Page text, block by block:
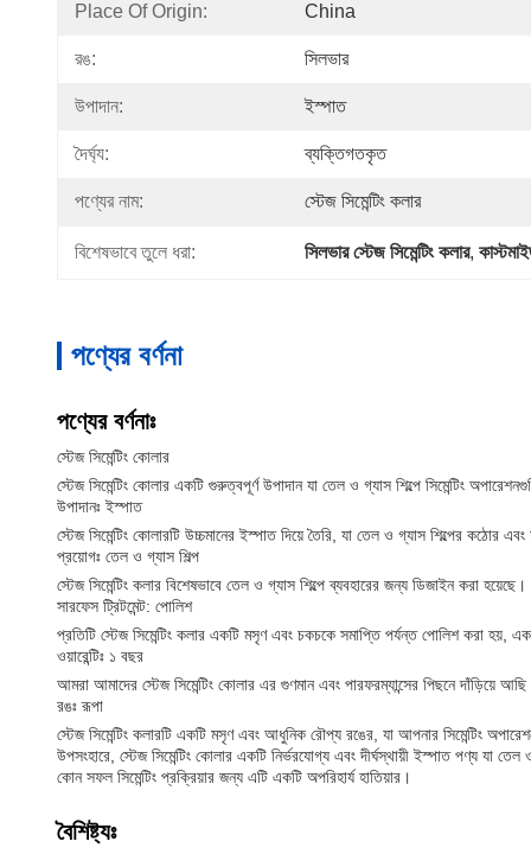
Place Of Origin: China
রঙ: সিলভার
উপাদান: ইস্পাত
দৈর্ঘ্য: ব্যক্তিগতকৃত
পণ্যের নাম: স্টেজ সিমেন্টিং কলার
বিশেষভাবে তুলে ধরা: সিলভার স্টেজ সিমেন্টিং কলার,
পণ্যের বর্ণনা
পণ্যের বর্ণনাঃ
স্টেজ সিমেন্টিং কোলার
স্টেজ সিমেন্টিং কোলার একটি গুরুত্বপূর্ণ উপাদান যা তেল ও গ্যাস শিল্পে সিমেন্টিং
উপাদানঃ ইস্পাত
স্টেজ সিমেন্টিং কোলারটি উচ্চমানের ইস্পাত দিয়ে তৈরি, যা তেল ও গ্যাস শিল্পের কঠোর
প্রয়োগঃ তেল ও গ্যাস শিল্প
স্টেজ সিমেন্টিং কলার বিশেষভাবে তেল ও গ্যাস শিল্পে ব্যবহারের জন্য ডিজাইন করা
সারফেস ট্রিটমেন্ট: পোলিশ
প্রতিটি স্টেজ সিমেন্টিং কলার একটি মসৃণ এবং চকচকে সমাপ্তি পর্যন্ত পোলিশ করা হয়,
ওয়ারেন্টিঃ ১ বছর
আমরা আমাদের স্টেজ সিমেন্টিং কোলার এর গুণমান এবং পারফরম্যান্সের পিছনে দাঁড়িয়ে
রঙঃ রূপা
স্টেজ সিমেন্টিং কলারটি একটি মসৃণ এবং আধুনিক রৌপ্য রঙের, যা আপনার সিমেন্টিং
উপসংহারে, স্টেজ সিমেন্টিং কোলার একটি নির্ভরযোগ্য এবং দীর্ঘস্থায়ী ইস্পাত পণ্য যা
কোন সফল সিমেন্টিং প্রক্রিয়ার জন্য এটি একটি অপরিহার্য হাতিয়ার।
বৈশিষ্ট্যঃ